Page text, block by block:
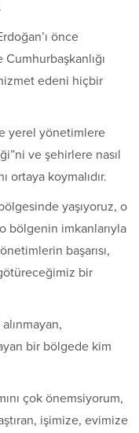
önce
edeni hiçbir
yerel yönetimlere
ve şehirlere nasıl
ortaya koymalıdır.
yaşıyoruz, o
bölgenin imkanlarıyla
başarısı,
bir
bir bölgede kim
çok önemsiyorum,
işimize, evimize